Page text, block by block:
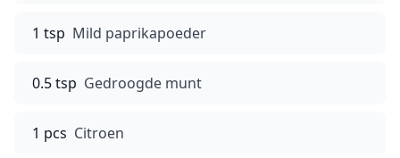
1 tsp Mild paprikapoeder
0.5 tsp Gedroogde munt
1 pcs Citroen